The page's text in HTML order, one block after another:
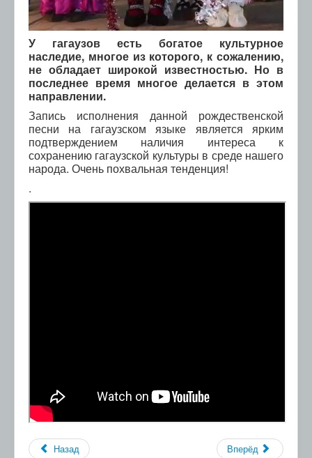
У гагаузов есть богатое культурное
наследие, многое из которого, к сожалению,
не обладает широкой известностью. Но в
последнее время многое делается в этом
направлении.
Запись исполнения данной рождественской
песни на гагаузском языке является ярким
подтверждением наличия интереса к
сохранению гагаузской культуры в среде нашего
народа. Очень похвальная тенденция!
.
Назад Вперёд